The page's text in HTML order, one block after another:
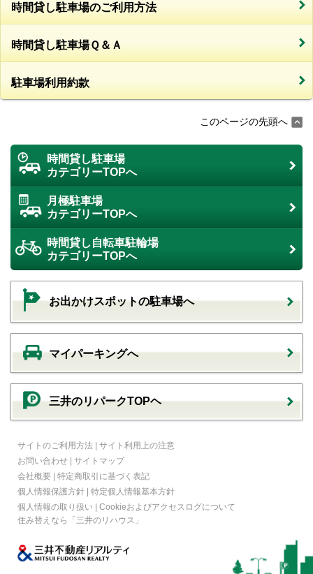
時間貸し駐車場のご利用方法
時間貸し駐車場Ｑ＆Ａ
駐車場利用約款
このページの先頭へ
時間貸し駐車場
カテゴリーTOPへ
月極駐車場
カテゴリーTOPへ
時間貸し自転車駐輪場
カテゴリーTOPへ
お出かけスポットの駐車場へ
マイパーキングへ
三井のリパークTOPヘ
サイトのご利用方法 | サイト利用上の注意
お問い合わせ | サイトマップ
会社概要 | 特定商取引に基づく表記
個人情報保護方針 | 特定個人情報基本方針
個人情報の取り扱い | Cookieおよびアクセスログについて
住み替えなら
「三井のリハウス」